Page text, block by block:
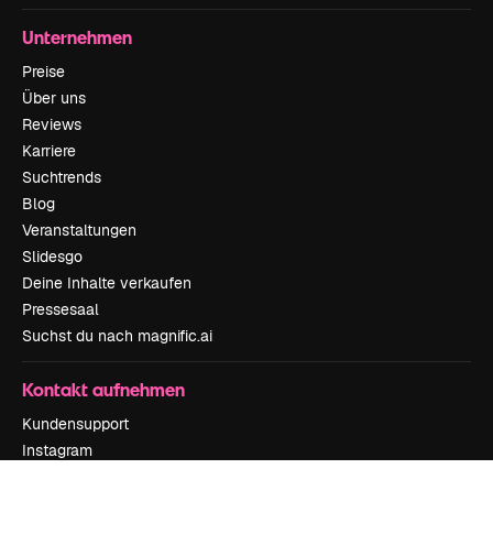
Unternehmen
Preise
Über uns
Reviews
Karriere
Suchtrends
Blog
Veranstaltungen
Slidesgo
Deine Inhalte verkaufen
Pressesaal
Suchst du nach magnific.ai
Kontakt aufnehmen
Kundensupport
Instagram